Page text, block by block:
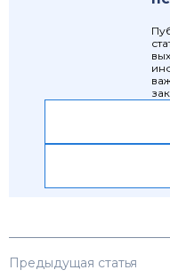
Предыдущая статья